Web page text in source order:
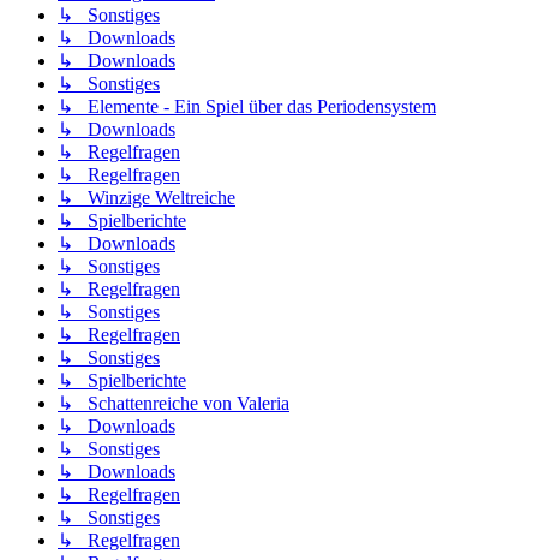
↳ Sonstiges
↳ Downloads
↳ Downloads
↳ Sonstiges
↳ Elemente - Ein Spiel über das Periodensystem
↳ Downloads
↳ Regelfragen
↳ Regelfragen
↳ Winzige Weltreiche
↳ Spielberichte
↳ Downloads
↳ Sonstiges
↳ Regelfragen
↳ Sonstiges
↳ Regelfragen
↳ Sonstiges
↳ Spielberichte
↳ Schattenreiche von Valeria
↳ Downloads
↳ Sonstiges
↳ Downloads
↳ Regelfragen
↳ Sonstiges
↳ Regelfragen